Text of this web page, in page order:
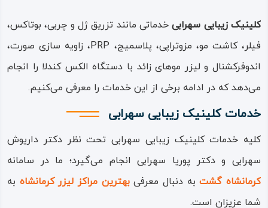
کلینیک زیبایی سهرابیخدماتی مانند تزریق ژل و چربی، بوتاکس،
فیلر، کاشت مو، مزوتراپی، پلاسمیج، PRP، زاویه سازی صورت،
اندوفرکشنال و لیزر موهای زائد با دستگاه الکس کندلا را انجام
می‌دهد که در ادامه برخی از این خدمات را معرفی می‌کنیم.
خدمات کلینیک زیبایی سهرابی
کلیه خدمات کلینیک زیبایی سهرابی تحت نظر دکتر داریوش
سهرابی و دکتر پوریا سهرابی انجام می‌گیرد؛ ما در سامانه
کرمانشاه گشتبه دنبال معرفیبهترین مراکز لیزر کرمانشاه به
شما عزیزان است.